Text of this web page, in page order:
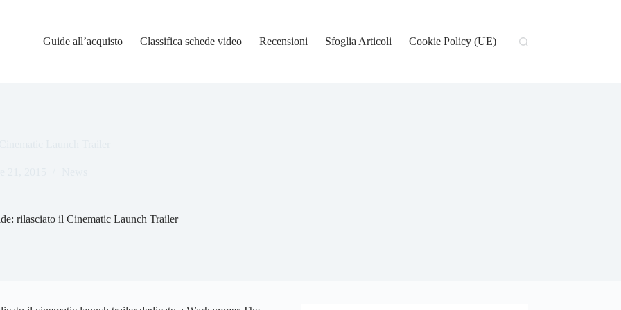
Guide all’acquisto
Classifica schede video Recensioni Sfoglia Articoli Cookie Policy (UE)
rilasciato il Cinematic Launch Trailer